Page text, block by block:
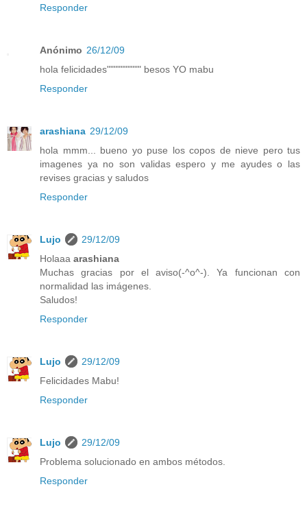
Responder
Anónimo 26/12/09
hola felicidades"""""""""" besos YO mabu
Responder
arashiana 29/12/09
hola mmm... bueno yo puse los copos de nieve pero tus
imagenes ya no son validas espero y me ayudes o las
revises gracias y saludos
Responder
Lujo
29/12/09
Holaaa arashiana
Muchas gracias por el aviso(-^o^-). Ya funcionan con
normalidad las imágenes.
Saludos!
Responder
Lujo
29/12/09
Felicidades Mabu!
Responder
Lujo
29/12/09
Problema solucionado en ambos métodos.
Responder